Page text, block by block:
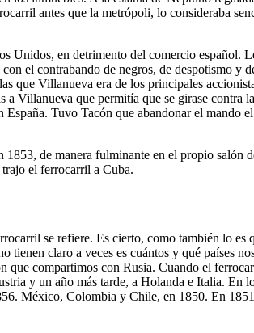
antes que la metrópoli, lo consideraba
en detrimento del comercio español.
el contrabando de negros, de despotismo y
que Villanueva era de los principales
Villanueva que permitía que se girase contra
Tuvo Tacón que abandonar el mando
de manera fulminante en el propio salón
trajo el ferrocarril a Cuba.
se refiere. Es cierto, como también lo
claro a veces es cuántos y qué países
compartimos con Rusia. Cuando el
y un año más tarde, a Holanda e Italia. En
México, Colombia y Chile, en 1850. En